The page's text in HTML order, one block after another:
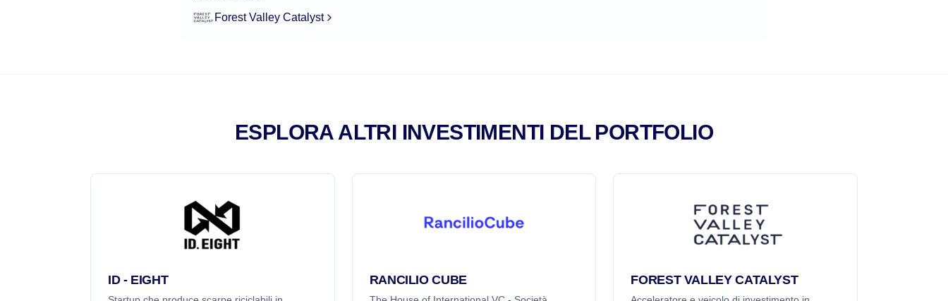
Forest Valley Catalyst
ESPLORA ALTRI INVESTIMENTI DEL PORTFOLIO
ID - EIGHT RANCILIO CUBE FOREST VALLEY CATALYST